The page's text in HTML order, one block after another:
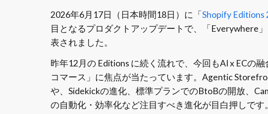
2026年6月17日（日本時間18日）に「 Shopify Editions
目となるプロダクトアップデートで、「Everywhere
表されました。
昨年12月の Editions に続く流れで、今回もAI x ECの
コマース」に焦点が当たっています。Agentic
や、Sidekickの進化、標準プランでのBtoBの開放、
の自動化・効率化など注目すべき進化が目白押しです。